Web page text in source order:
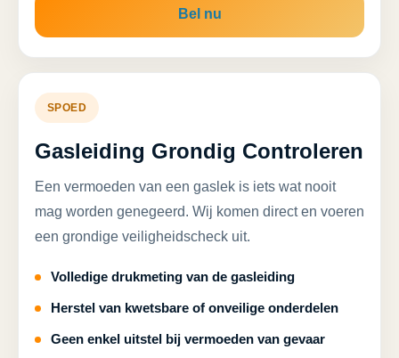
Bel nu
SPOED
Gasleiding Grondig Controleren
Een vermoeden van een gaslek is iets wat nooit
mag worden genegeerd. Wij komen direct en voeren
een grondige veiligheidscheck uit.
Volledige drukmeting van de gasleiding
Herstel van kwetsbare of onveilige onderdelen
Geen enkel uitstel bij vermoeden van gevaar